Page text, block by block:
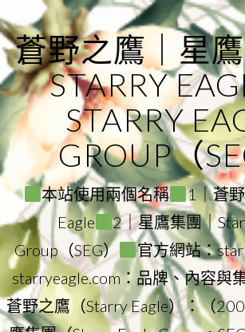
to
content
蒼野之鷹｜星
STARRY
STARRY
GROUP（
本站使用兩個名稱
1｜蒼
Eagle
2｜星鷹集團｜
Group（SEG）
官方網站：
starryeagle.com：品牌、內容與
蒼野之鷹（Starry Eagle）：（